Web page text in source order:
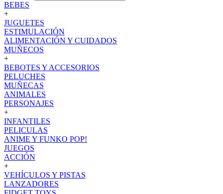
BEBES
+
JUGUETES
ESTIMULACIÓN
ALIMENTACIÓN Y CUIDADOS
MUÑECOS
+
BEBOTES Y ACCESORIOS
PELUCHES
MUÑECAS
ANIMALES
PERSONAJES
+
INFANTILES
PELICULAS
ANIME Y FUNKO POP!
JUEGOS
ACCIÓN
+
VEHÍCULOS Y PISTAS
LANZADORES